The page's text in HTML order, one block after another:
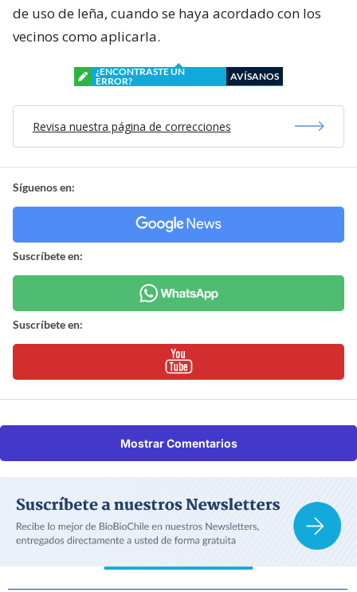
de uso de leña, cuando se haya acordado con los
vecinos como aplicarla.
¿ENCONTRASTE UN
ERROR?
AVÍSANOS
Revisa nuestra página de correcciones
Síguenos en:
Suscríbete en:
Suscríbete en:
Mostrar Comentarios